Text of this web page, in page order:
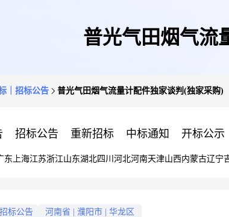
普光气田烟气流
｜招标公告 普光气田烟气流量计配件独家谈判(独家采购)
招标公告 重新招标 中标通知 开标公示
东 上海江苏浙江山东湖北四川 河北河南天津山西内蒙古辽宁
标公告 河南省 濮阳市 华龙区